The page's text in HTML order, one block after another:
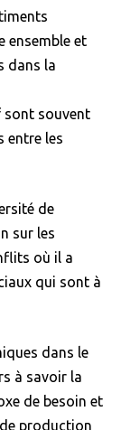
ensemble et
dans la
sont souvent
entre les
de
sur les
où il a
qui sont à
dans le
à savoir la
de besoin et
production